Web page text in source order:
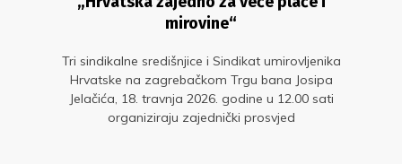
mirovine“
Tri sindikalne središnjice i Sindikat umirovljenika
Hrvatske na zagrebačkom Trgu bana Josipa
Jelačića, 18. travnja 2026. godine u 12.00 sati
organiziraju zajednički prosvjed